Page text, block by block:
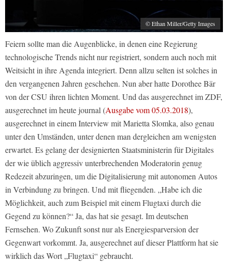
© Ethan Miller/Getty Images
Feiern sollte man die Augenblicke, in denen eine Regierung
technologische Trends nicht nur registriert, sondern auch noch mit
Weitsicht in ihre Agenda integriert. Denn allzu selten ist solches in
den vergangenen Jahren geschehen. Nun aber hatte Dorothee Bär
von der CSU ihren lichten Moment. Und das ausgerechnet im ZDF,
ausgerechnet im heute journal (Ausgabe vom 05.03.2018),
ausgerechnet in einem Interview mit Marietta Slomka, also genau
unter den Umständen, unter denen man dergleichen am wenigsten
erwartet. Es gelang der designierten Staatsministerin für Digitales
der wie üblich aggressiv unterbrechenden Moderatorin genug
Redezeit abzuringen, um die Digitalisierung mit autonomen Autos
in Verbindung zu bringen. Und mit fliegenden. „Habe ich die
Möglichkeit, auch zum Beispiel mit einem Flugtaxi durch die
Gegend zu können?“ Ja, das hat sie gesagt. Im deutschen
Fernsehen. Wo Zukunft sonst nur als Energiesparversion der
Gegenwart vorkommt. Ja, ausgerechnet auf dieser Plattform hat sie
wirklich das Wort „Flugtaxi“ gebraucht.